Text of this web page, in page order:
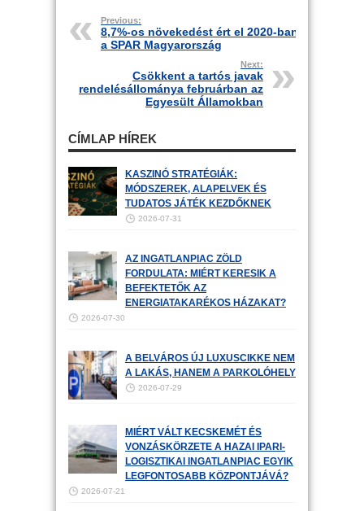
Previous:
8,7%-os növekedést ért el 2020-ban
a SPAR Magyarország
Next:
Csökkent a tartós javak
rendelésállománya februárban az
Egyesült Államokban
CÍMLAP HÍREK
KASZINÓ STRATÉGIÁK:
MÓDSZEREK, ALAPELVEK ÉS
TUDATOS JÁTÉK KEZDŐKNEK
2026-07-31
AZ INGATLANPIAC ZÖLD
FORDULATA: MIÉRT KERESIK A
BEFEKTETŐK AZ
ENERGIATAKARÉKOS HÁZAKAT?
2026-07-30
A BELVÁROS ÚJ LUXUSCIKKE NEM
A LAKÁS, HANEM A PARKOLÓHELY
2026-07-29
MIÉRT VÁLT KECSKEMÉT ÉS
VONZÁSKÖRZETE A HAZAI IPARI-
LOGISZTIKAI INGATLANPIAC EGYIK
LEGFONTOSABB KÖZPONTJÁVÁ?
2026-07-21